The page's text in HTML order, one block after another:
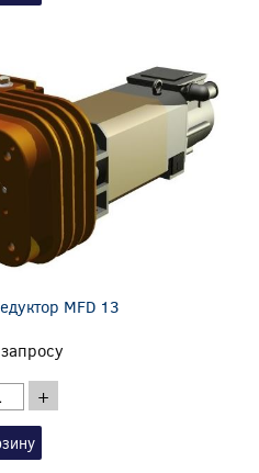
MFD 13
+